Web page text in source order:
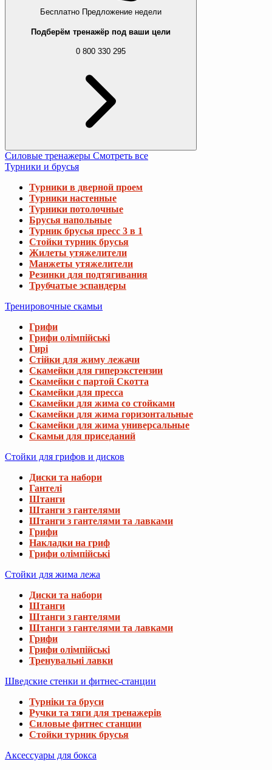
Бесплатно Предложение недели
Подберём тренажёр под ваши цели
0 800 330 295
Силовые тренажеры Смотреть все
Турники и брусья
Турники в дверной проем
Турники настенные
Турники потолочные
Брусья напольные
Турник брусья пресс 3 в 1
Стойки турник брусья
Жилеты утяжелители
Манжеты утяжелители
Резинки для подтягивания
Трубчатые эспандеры
Тренировочные скамьи
Грифи
Грифи олімпійські
Гирі
Стійки для жиму лежачи
Скамейки для гиперэкстензии
Скамейки с партой Скотта
Скамейки для пресса
Скамейки для жима со стойками
Скамейки для жима горизонтальные
Скамейки для жима универсальные
Скамьи для приседаний
Стойки для грифов и дисков
Диски та набори
Гантелі
Штанги
Штанги з гантелями
Штанги з гантелями та лавками
Грифи
Накладки на гриф
Грифи олімпійські
Стойки для жима лежа
Диски та набори
Штанги
Штанги з гантелями
Штанги з гантелями та лавками
Грифи
Грифи олімпійські
Тренувальні лавки
Шведские стенки и фитнес-станции
Турніки та бруси
Ручки та тяги для тренажерів
Силовые фитнес станции
Стойки турник брусья
Аксессуары для бокса